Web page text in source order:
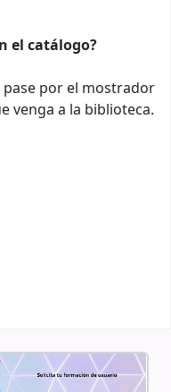
el catálogo?
por el mostrador
venga a la biblioteca.